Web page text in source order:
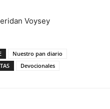
Voysey
Nuestro pan diario
Devocionales